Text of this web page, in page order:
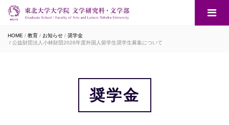
HOME 教育 お知らせ
奨学金
公益財団法人小林財団2026年度外国人留学生奨学生募集について
奨学金